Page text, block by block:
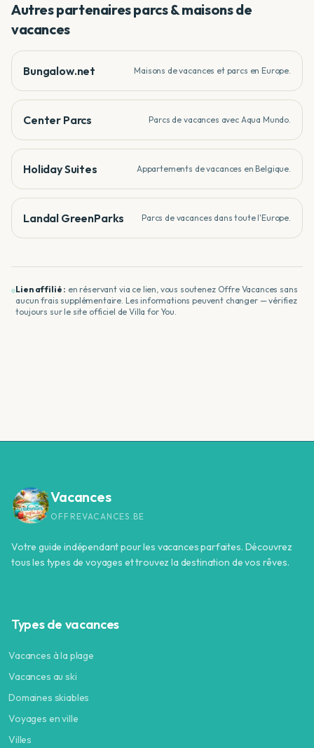
Autres partenairesparcs & maisons de
vacances
Bungalow.net Maisons de vacances et parcs en Europe.
Center Parcs Parcs de vacances avec Aqua Mundo.
Holiday Suites Appartements de vacances en Belgique.
Landal GreenParks Parcs de vacances dans toute l'Europe.
Lien affilié : en réservant via ce lien, vous soutenez Offre Vacances sans
aucun frais supplémentaire. Les informations peuvent changer — vérifiez
toujours sur le site officiel deVilla for You.
Vacances
OFFREVACANCES.BE
Votre guide indépendant pour les vacances parfaites. Découvrez
tous les types de voyages et trouvez la destination de vos rêves.
Types de vacances
Vacances à la plage
Vacances au ski
Domaines skiables
Voyages en ville
Villes